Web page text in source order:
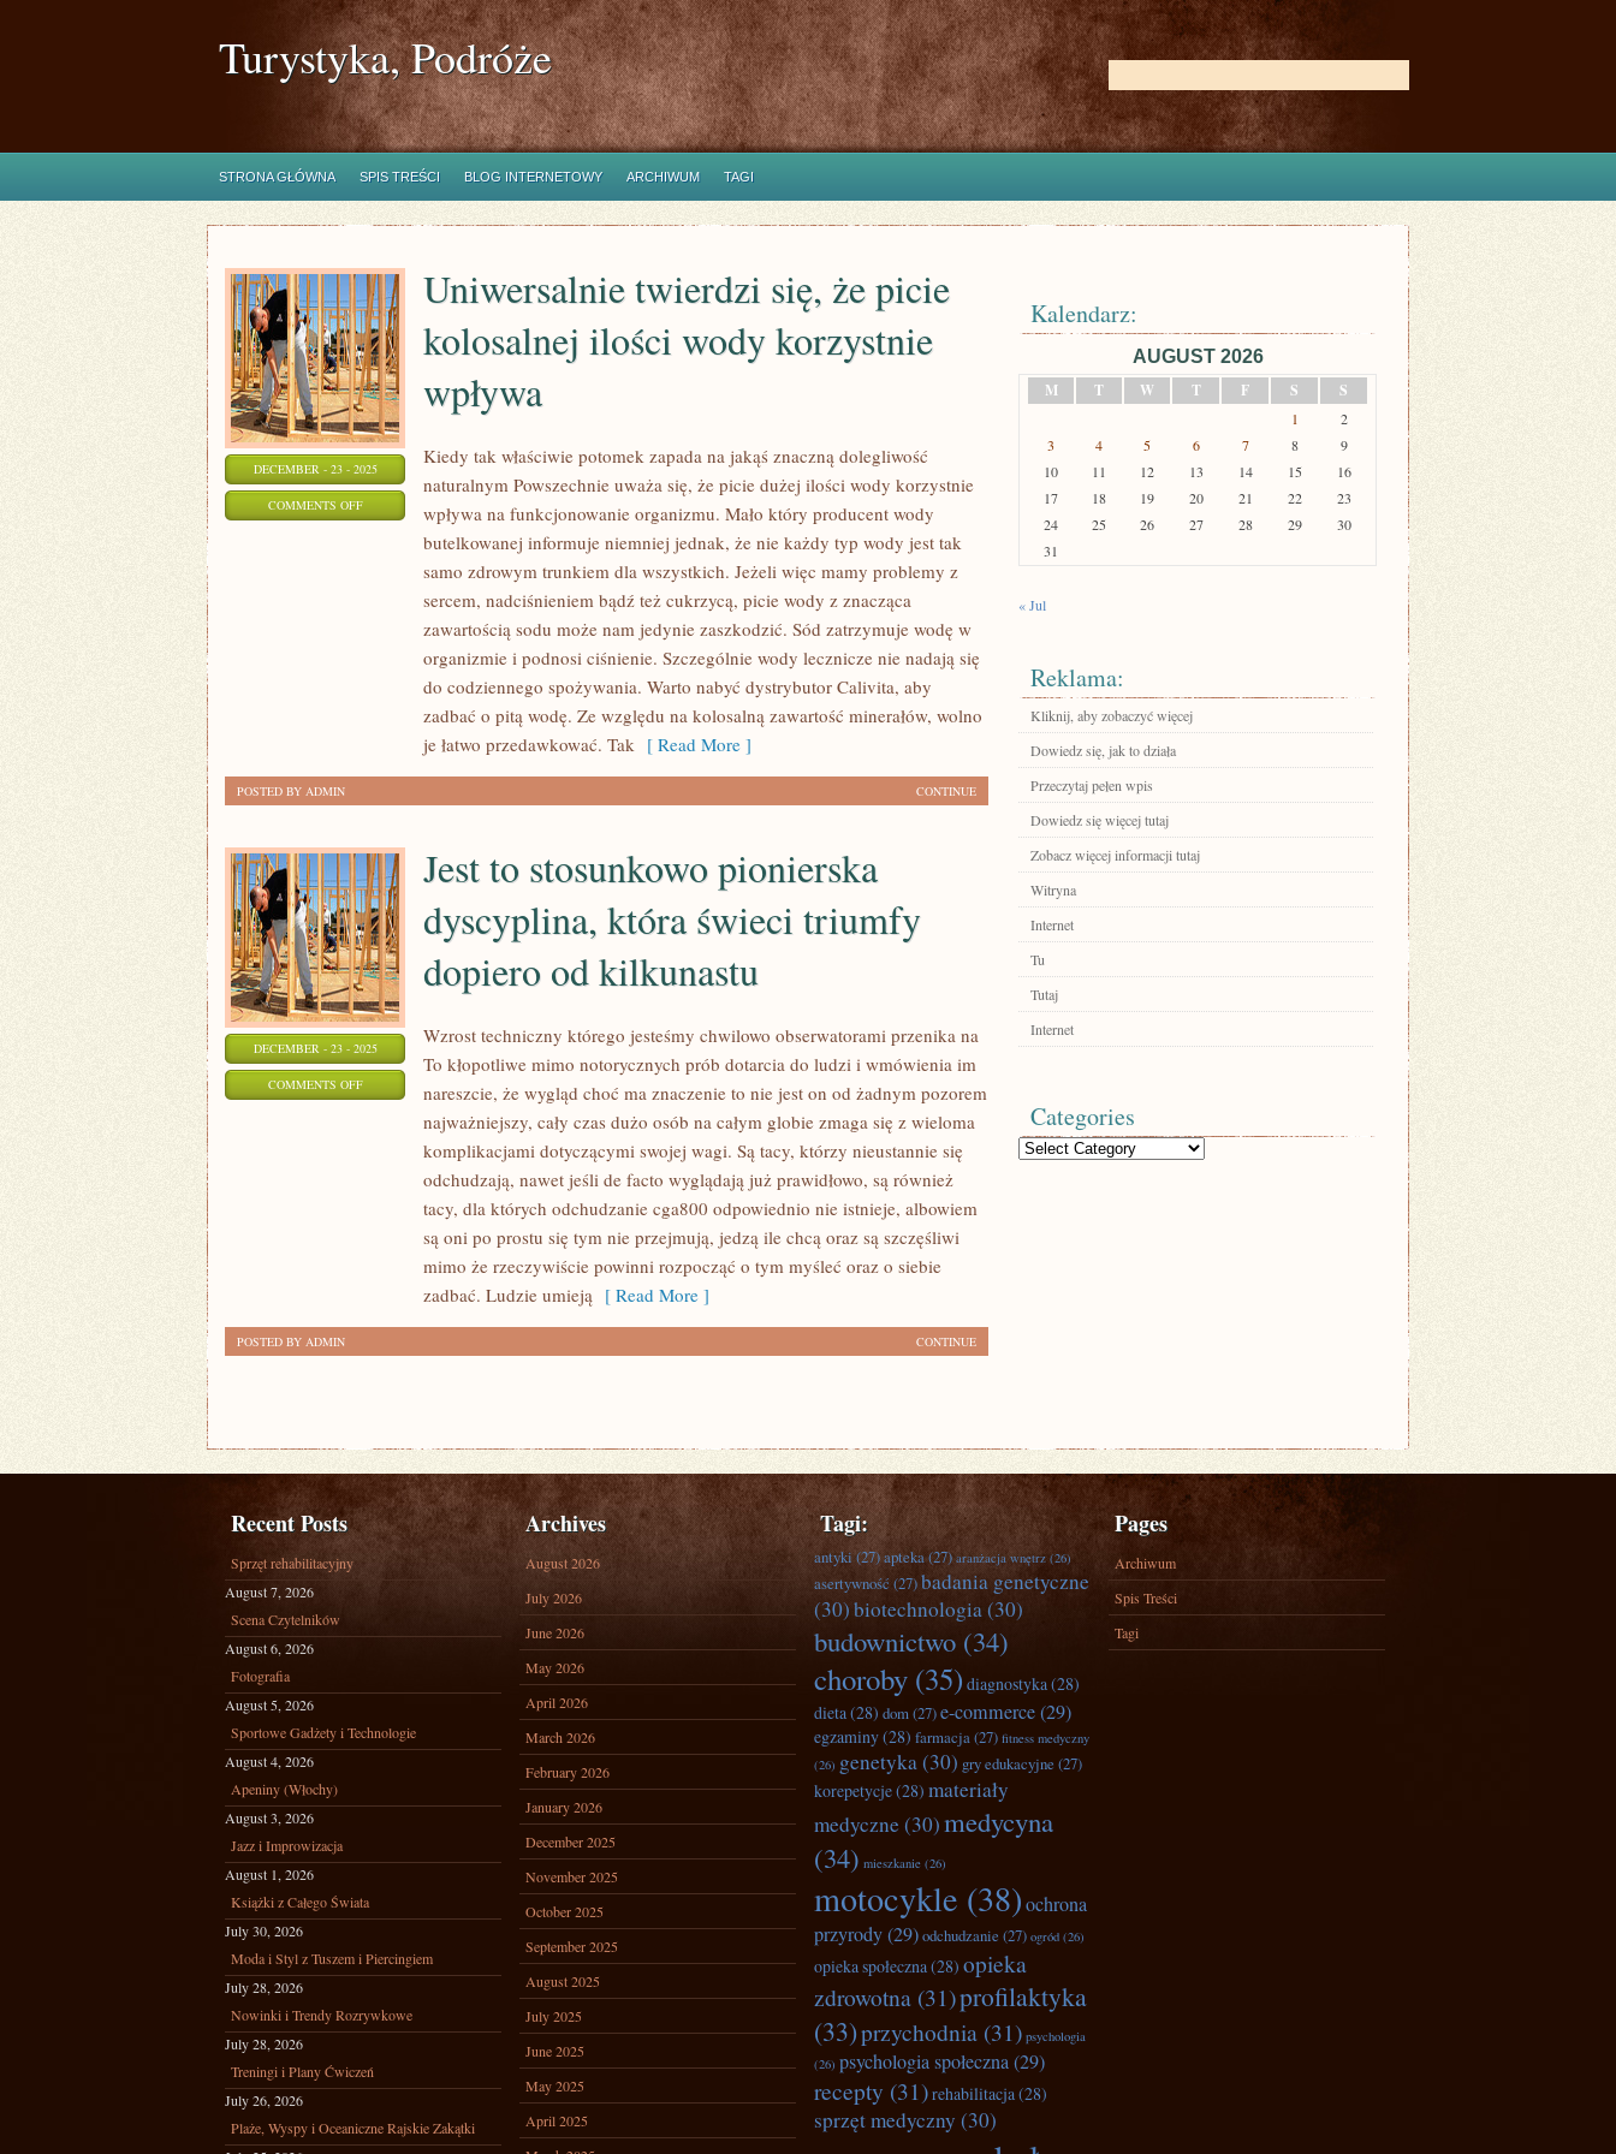
Turystyka, Podróże
STRONA GŁÓWNA SPIS TREŚCI BLOG INTERNETOWY ARCHIWUM TAGI
DECEMBER - 23 - 2025
COMMENTS OFFON
UNIWERSALNIE
KOLOSALNEJ
KORZYSTNIE
WPŁYWA
Uniwersalnie twierdzi się, że picie
kolosalnej ilości wody korzystnie
wpływa
Kiedy tak właściwie potomek zapada na jakąś znaczną dolegliwość
naturalnym Powszechnie uważa się, że picie dużej ilości wody korzystnie
wpływa na funkcjonowanie organizmu. Mało który producent wody
butelkowanej informuje niemniej jednak, że nie każdy typ wody jest tak
samo zdrowym trunkiem dla wszystkich. Jeżeli więc mamy problemy z
sercem, nadciśnieniem bądź też cukrzycą, picie wody z znacząca
zawartością sodu może nam jedynie zaszkodzić. Sód zatrzymuje wodę w
organizmie i podnosi ciśnienie. Szczególnie wody lecznicze nie nadają się
do codziennego spożywania. Warto nabyć dystrybutor Calivita, aby
zadbać o pitą wodę. Ze względu na kolosalną zawartość minerałów, wolno
je łatwo przedawkować. Tak [ Read More ]
CONTINUE
POSTED BY ADMIN
DECEMBER - 23 - 2025
COMMENTS OFFON
STOSUNKOWO
PIONIERSKA
DYSCYPLINA,
TRIUMFY
DOPIERO
Jest to stosunkowo pionierska
dyscyplina, która świeci triumfy
dopiero od kilkunastu
Wzrost techniczny którego jesteśmy chwilowo obserwatorami przenika na
To kłopotliwe mimo notorycznych prób dotarcia do ludzi i wmówienia im
nareszcie, że wygląd choć ma znaczenie to nie jest on od żadnym pozorem
najważniejszy, cały czas dużo osób na całym globie zmaga się z wieloma
komplikacjami dotyczącymi swojej wagi. Są tacy, którzy nieustannie się
odchudzają, nawet jeśli de facto wyglądają już prawidłowo, są również
tacy, dla których odchudzanie cga800 odpowiednio nie istnieje, albowiem
są oni po prostu się tym nie przejmują, jedzą ile chcą oraz są szczęśliwi
mimo że rzeczywiście powinni rozpocząć o tym myśleć oraz o siebie
zadbać. Ludzie umieją [ Read More ]
CONTINUE
POSTED BY ADMIN
Kalendarz:
AUGUST 2026
M
T W T F S S
1
2
3
4 5 6 7 8
9
10
11 12 13 14 15
16
17
18 19 20 21 22
23
24
25 26 27 28 29
30
31
« Jul
Reklama:
Kliknij, aby zobaczyć więcej
Dowiedz się, jak to działa
Przeczytaj pełen wpis
Dowiedz się więcej tutaj
Zobacz więcej informacji tutaj
Witryna
Internet
Tu
Tutaj
Internet
Categories
Categories
Recent Posts
Sprzęt rehabilitacyjny
August 7, 2026
Scena Czytelników
August 6, 2026
Fotografia
August 5, 2026
Sportowe Gadżety i Technologie
August 4, 2026
Apeniny (Włochy)
August 3, 2026
Jazz i Improwizacja
August 1, 2026
Książki z Całego Świata
July 30, 2026
Moda i Styl z Tuszem i Piercingiem
July 28, 2026
Nowinki i Trendy Rozrywkowe
July 28, 2026
Treningi i Plany Ćwiczeń
July 26, 2026
Plaże, Wyspy i Oceaniczne Rajskie Zakątki
Archives
August 2026
July 2026
June 2026
May 2026
April 2026
March 2026
February 2026
January 2026
December 2025
November 2025
October 2025
September 2025
August 2025
July 2025
June 2025
May 2025
April 2025
Tagi:
antyki(27)apteka(27) aranżacja wnętrz (26)
asertywność (27)badania genetyczne
(30)biotechnologia(30)
budownictwo (34)
choroby (35) diagnostyka(28)
dieta(28) dom(27)e-commerce(29)
egzaminy(28) farmacja(27) fitness medyczny
(26) genetyka(30) gry edukacyjne (27)
korepetycje(28) materiały
medyczne (30)medycyna
(34) mieszkanie (26)
motocykle (38)ochrona
przyrody(29)odchudzanie (27) ogród (26)
opieka społeczna(28) opieka
zdrowotna (31)profilaktyka
(33)przychodnia (31) psychologia
(26) psychologia społeczna(29)
recepty (31)rehabilitacja(28)
sprzęt medyczny (30)
Pages
Archiwum
Spis Treści
Tagi